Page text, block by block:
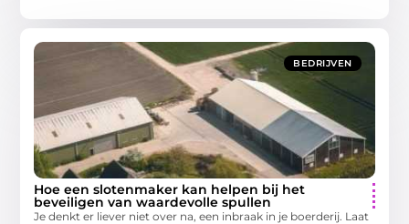
BEDRIJVEN
Hoe een slotenmaker kan helpen bij het
beveiligen van waardevolle spullen
Je denkt er liever niet over na, een inbraak in je boerderij. Laat